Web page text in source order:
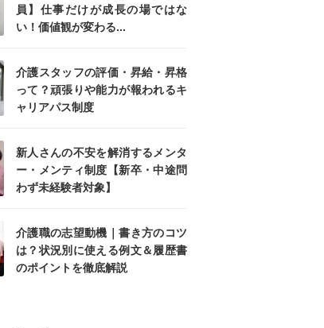
員】仕事だけが成長の場ではな
い！価値観が変わる...
介護スタッフの評価・昇給・昇格
って？頑張りや能力が報われるキ
ャリアパス制度
新人さんの不安を解消するメンタ
ー・メンティ制度【新卒・中途問
わず未経験者対象】
介護職の志望動機｜書き方のコツ
は？状況別に使える例文＆履歴書
のポイントを徹底解説